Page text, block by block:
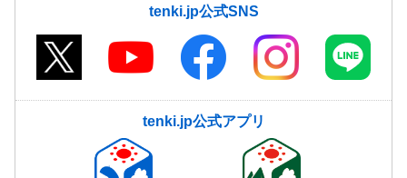
tenki.jp公式SNS
tenki.jp公式アプリ